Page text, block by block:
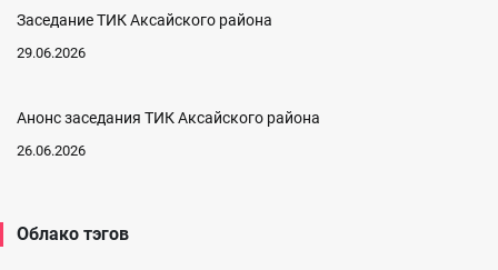
Заседание ТИК Аксайского района
29.06.2026
Анонс заседания ТИК Аксайского района
26.06.2026
Облако тэгов